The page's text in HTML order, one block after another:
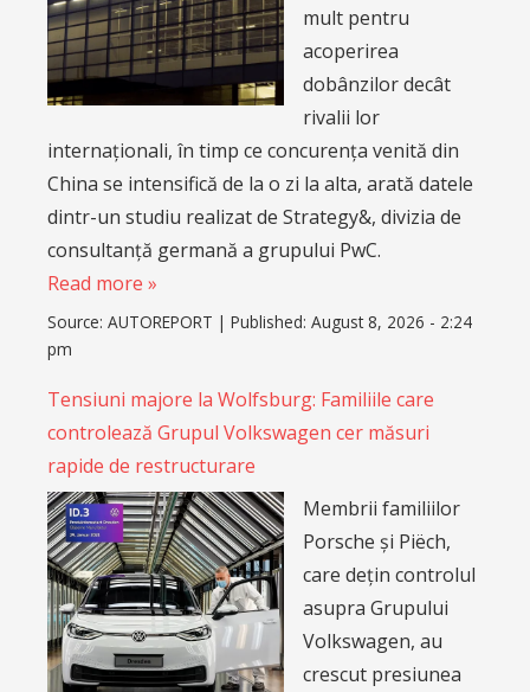
mult pentru
acoperirea
dobânzilor decât
rivalii lor
internaționali, în timp ce concurența venită din
China se intensifică de la o zi la alta, arată datele
dintr-un studiu realizat de Strategy&, divizia de
consultanță germană a grupului PwC.
Read more »
Source: AUTOREPORT | Published: August 8, 2026 - 2:24
pm
Tensiuni majore la Wolfsburg: Familiile care
controlează Grupul Volkswagen cer măsuri
rapide de restructurare
Membrii familiilor
Porsche și Piëch,
care dețin controlul
asupra Grupului
Volkswagen, au
crescut presiunea